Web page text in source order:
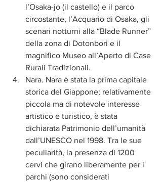
l’Osaka-jo (il castello) e il parco
circostante, l’Acquario di Osaka, gli
scenari notturni alla “Blade Runner”
della zona di Dotonbori e il
magnifico Museo all’Aperto di Case
Rurali Tradizionali.
Nara. Nara è stata la prima capitale
storica del Giappone; relativamente
piccola ma di notevole interesse
artistico e turistico, è stata
dichiarata Patrimonio dell’umanità
dall’UNESCO nel 1998. Tra le sue
peculiarità, la presenza di 1200
cervi che girano liberamente per i
parchi (sono considerati